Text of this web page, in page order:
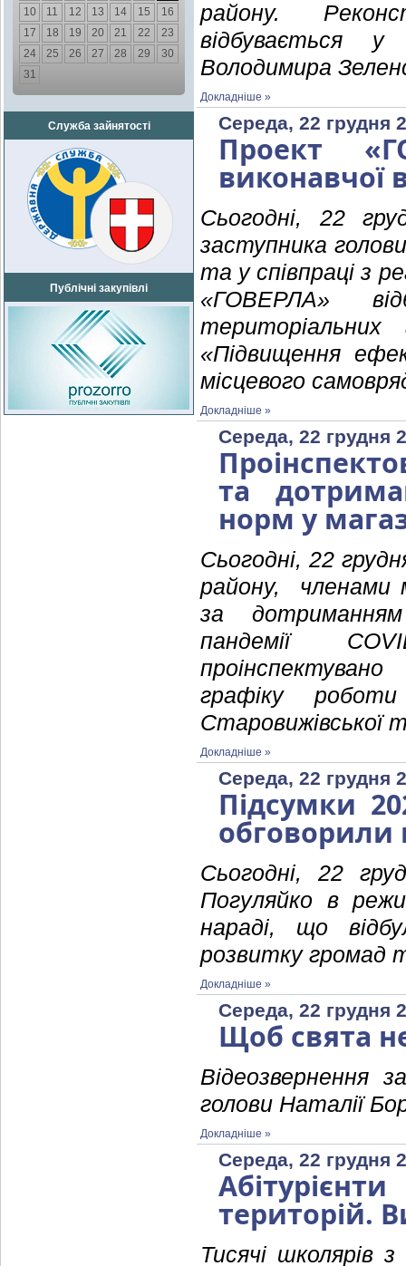
10
11 12 13 14 15
16
17
18 19 20 21 22
23
24
25 26 27 28 29
30
31
Служба зайнятості
Публічні закупівлі
району.
відбувається
Володимира
Докладніше »
Середа, 22 грудня
Проект
виконавчої
Сьогодні, 22
заступника
та у співпраці з
«ГОВЕРЛА»
«Підвищення
місцевого
Докладніше »
Середа, 22 грудня
та
норм у
Сьогодні, 22
району, членами
за
пандемії
графіку
Старовижівської
Докладніше »
Середа, 22 грудня
Підсумки
обговорили
Сьогодні, 22
Погуляйко в
нараді, що
розвитку громад
Докладніше »
Середа, 22 грудня
Щоб свята
Відеозвернення
голови Наталії
Докладніше »
Середа, 22 грудня
територій.
Тисячі школярів